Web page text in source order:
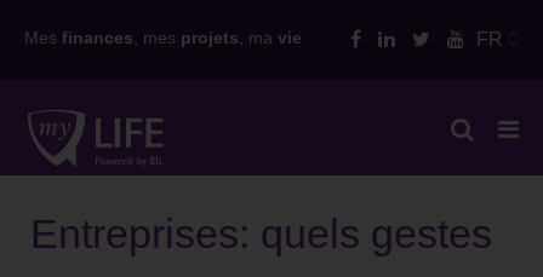
to
Mes finances , mes projets , ma vie FR
Entreprises: quels gestes